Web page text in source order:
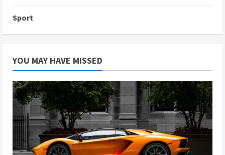
Sport
YOU MAY HAVE MISSED